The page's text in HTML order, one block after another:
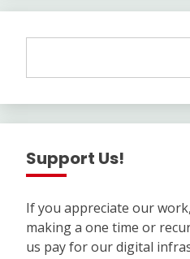
Support Us!
If you appreciate our
making a one time or
us pay for our digital